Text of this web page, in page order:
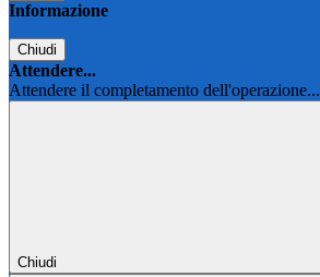
Informazione
Chiudi
Attendere...
Attendere il completamento dell'operazione...
Chiudi